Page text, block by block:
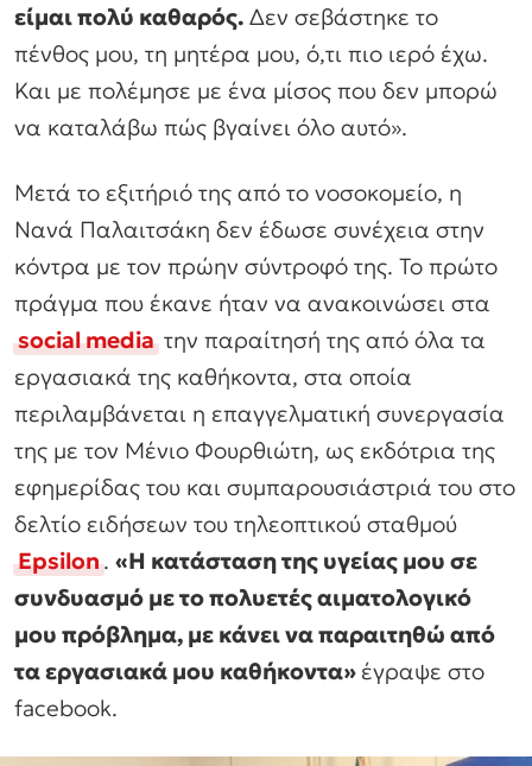
είμαι πολύ καθαρός. Δεν σεβάστηκε το
πένθος μου, τη μητέρα μου, ό,τι πιο ιερό έχω.
Και με πολέμησε με ένα μίσος που δεν μπορώ
να καταλάβω πώς βγαίνει όλο αυτό».
Μετά το εξιτήριό της από το νοσοκομείο, η
Νανά Παλαιτσάκη δεν έδωσε συνέχεια στην
κόντρα με τον πρώην σύντροφό της. Το πρώτο
πράγμα που έκανε ήταν να ανακοινώσει στα
social mediaτην παραίτησή της από όλα τα
εργασιακά της καθήκοντα, στα οποία
περιλαμβάνεται η επαγγελματική συνεργασία
της με τον Μένιο Φουρθιώτη, ως εκδότρια της
εφημερίδας του και συμπαρουσιάστριά του στο
δελτίο ειδήσεων του τηλεοπτικού σταθμού
Epsilon. «Η κατάσταση της υγείας μου σε
συνδυασμό με το πολυετές αιματολογικό
μου πρόβλημα, με κάνει να παραιτηθώ από
τα εργασιακά μου καθήκοντα» έγραψε στο
facebook.